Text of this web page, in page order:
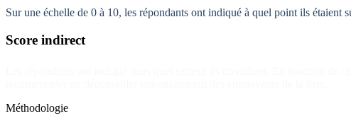
Sur une échelle de 0 à 10, les répondants ont indiqué à quel point ils
Score indirect
Méthodologie